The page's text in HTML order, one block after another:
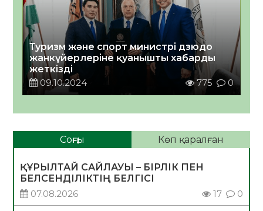
Туризм және спорт министрі дзюдо
жанкүйерлеріне қуанышты хабарды
жеткізді
09.10.2024
775 0
Соңғы Көп қаралған
ҚҰРЫЛТАЙ САЙЛАУЫ – БІРЛІК ПЕН
БЕЛСЕНДІЛІКТІҢ БЕЛГІСІ
07.08.2026
17 0